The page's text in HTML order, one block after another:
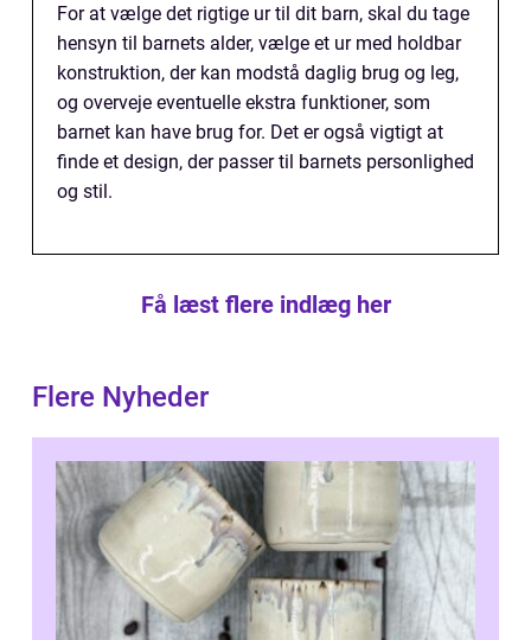
For at vælge det rigtige ur til dit barn, skal du tage
hensyn til barnets alder, vælge et ur med holdbar
konstruktion, der kan modstå daglig brug og leg,
og overveje eventuelle ekstra funktioner, som
barnet kan have brug for. Det er også vigtigt at
finde et design, der passer til barnets personlighed
og stil.
Få læst flere indlæg her
Flere Nyheder